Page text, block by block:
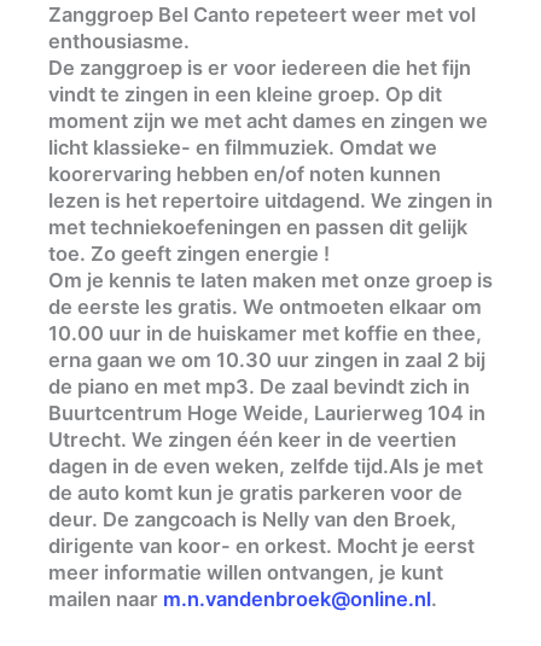
Zanggroep Bel Canto repeteert weer met vol
enthousiasme.
De zanggroep is er voor iedereen die het fijn
vindt te zingen in een kleine groep. Op dit
moment zijn we met acht dames en zingen we
licht klassieke- en filmmuziek. Omdat we
koorervaring hebben en/of noten kunnen
lezen is het repertoire uitdagend. We zingen in
met techniekoefeningen en passen dit gelijk
toe. Zo geeft zingen energie !
Om je kennis te laten maken met onze groep is
de eerste les gratis. We ontmoeten elkaar om
10.00 uur in de huiskamer met koffie en thee,
erna gaan we om 10.30 uur zingen in zaal 2 bij
de piano en met mp3. De zaal bevindt zich in
Buurtcentrum Hoge Weide, Laurierweg 104 in
Utrecht. We zingen één keer in de veertien
dagen in de even weken, zelfde tijd.Als je met
de auto komt kun je gratis parkeren voor de
deur. De zangcoach is Nelly van den Broek,
dirigente van koor- en orkest. Mocht je eerst
meer informatie willen ontvangen, je kunt
mailen naar m.n.vandenbroek@online.nl.